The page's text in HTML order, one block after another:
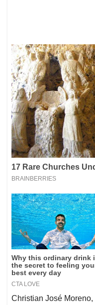
Christian José